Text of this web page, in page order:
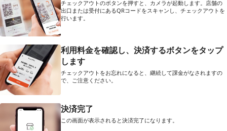
チェックアウトのボタンを押すと、カメラが起動します。店舗の
出口または受付にあるQRコードをスキャンし、チェックアウトを
行います。
利用料金を確認し、決済するボタンをタップ
します
チェックアウトをお忘れになると、継続して課金がなされますの
で、ご注意ください。
決済完了
この画面が表示されると決済完了になります。